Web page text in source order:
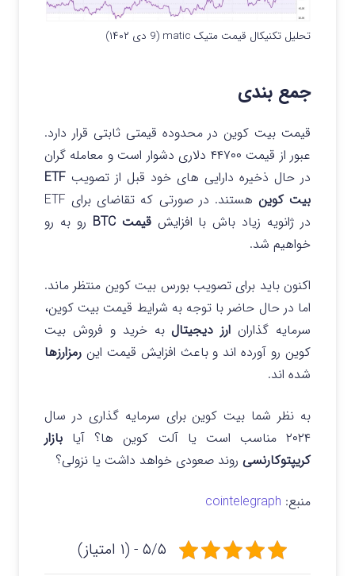
تحلیل تکنیکال قیمت متیک matic (9 دی ۱۴۰۲)
جمع بندی
قیمت بیت کوین در محدوده قیمتی ثابتی قرار دارد.
عبور از قیمت
۴۴۷۰۰ دلاری دشوار است و معامله گران
در حال ذخیره دارایی های خود قبل از تصویب ETF
بیت کوین
هستند. در صورتی که تقاضای برای ETF
در ژانویه زیاد باش با افزایشقیمت BTC
رو به رو
خواهیم شد.
اکنون باید برای تصویب بورس بیت کوین منتظر ماند.
اما در حال حاضر با توجه به شرایط قیمت بیت کوین،
سرمایه گذاران ارز دیجیتالبه خرید و فروش بیت
کوین رو آورده اند و باعث افزایش قیمت این رمزارزها
شده اند.
به نظر شما بیت کوین برای سرمایه گذاری در سال
۲۰۲۴ مناسب است یا آلت کوین ها؟ آیا
بازار
کریپتوکارنسی روند صعودی خواهد داشت یا نزولی؟
منبع: cointelegraph
۵/۵ - (۱ امتیاز)